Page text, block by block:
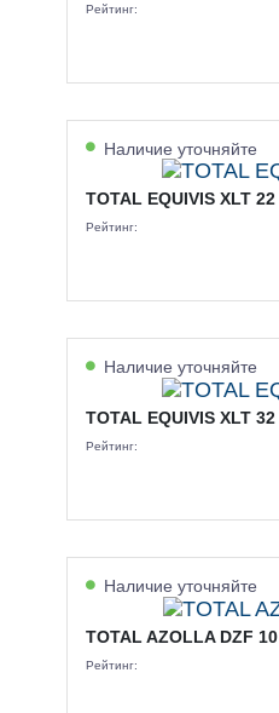
Рейтинг:
Наличие уточняйте
TOTAL EQUIVIS XLT 22
Рейтинг:
Наличие уточняйте
TOTAL EQUIVIS XLT 32
Рейтинг:
Наличие уточняйте
TOTAL AZOLLA DZF 10
Рейтинг: